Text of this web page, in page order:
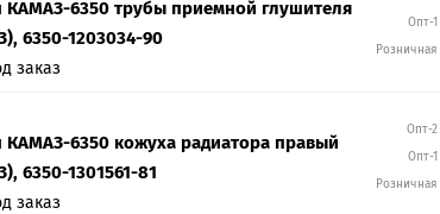
КАМАЗ-6350 трубы приемной глушителя
6350-1203034-90
заказ
Опт-1
Розничная
КАМАЗ-6350 кожуха радиатора правый
6350-1301561-81
заказ
Опт-2
Опт-1
Розничная